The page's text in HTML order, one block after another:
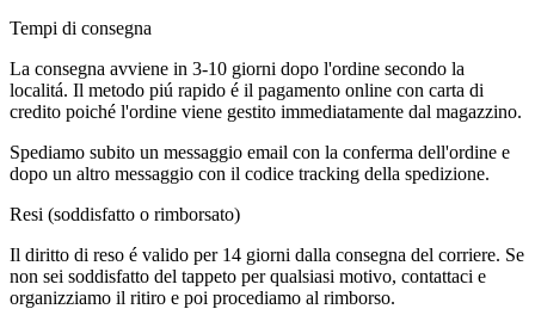
Tempi di consegna
La consegna avviene in 3-10 giorni dopo l'ordine secondo la
localitá. Il metodo piú rapido é il pagamento online con carta di
credito poiché l'ordine viene gestito immediatamente dal magazzino.
Spediamo subito un messaggio email con la conferma dell'ordine e
dopo un altro messaggio con il codice tracking della spedizione.
Resi (soddisfatto o rimborsato)
Il diritto di reso é valido per 14 giorni dalla consegna del corriere. Se
non sei soddisfatto del tappeto per qualsiasi motivo, contattaci e
organizziamo il ritiro e poi procediamo al rimborso.